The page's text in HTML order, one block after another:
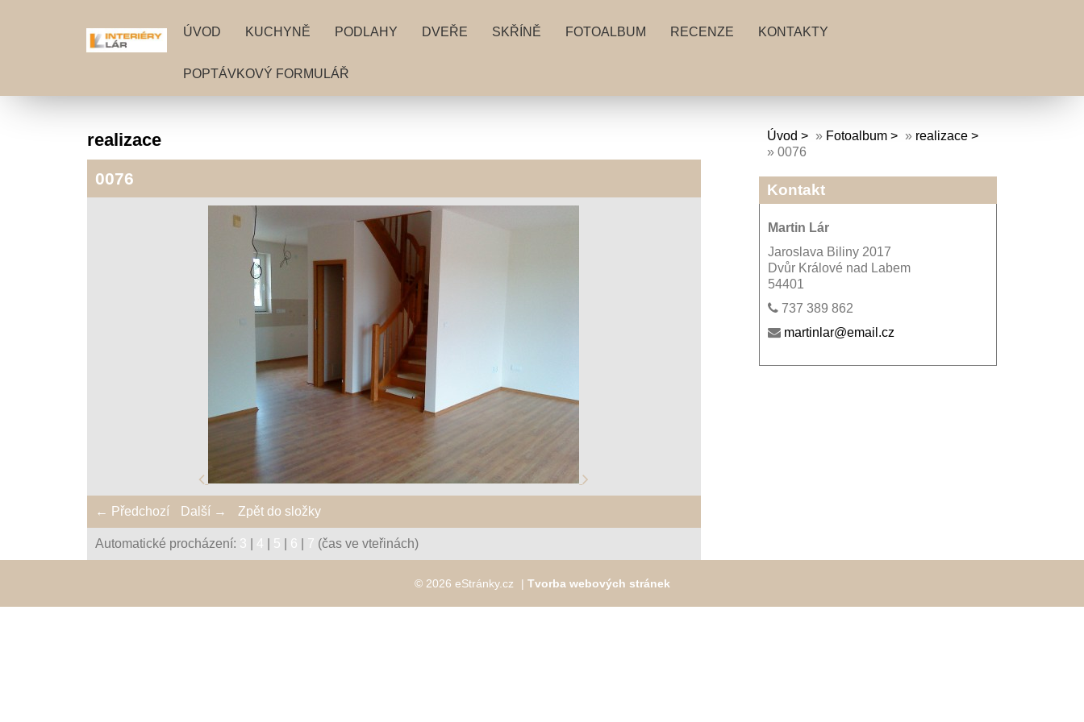
ÚVOD KUCHYNĚ PODLAHY DVEŘE SKŘÍNĚ FOTOALBUM RECENZE KONTAKTY
POPTÁVKOVÝ FORMULÁŘ
realizace
0076
← Předchozí Další → Zpět do složky
Automatické procházení: 3 4 5 6 7 (čas ve vteřinách)
Úvod » Fotoalbum » realizace
» 0076
Kontakt
Martin Lár
Jaroslava Biliny 2017
Dvůr Králové nad Labem
54401
737 389 862
martinlar@email.cz
© 2026 eStránky.cz | Tvorba webových stránek